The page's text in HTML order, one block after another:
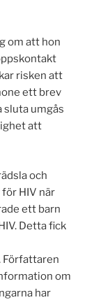
om att hon
risken att
ett brev
sluta umgås
att
och
HIV när
ett barn
Detta fick
Författaren
om
har